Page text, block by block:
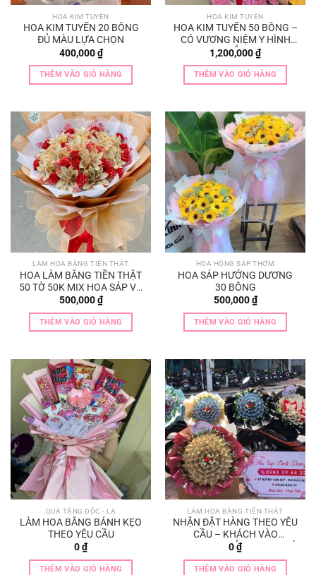
HOA KIM TUYẾN
HOA KIM TUYẾN 20 BÔNG
ĐỦ MÀU LỰA CHỌN
400,000₫
THÊM VÀO GIỎ HÀNG
HOA KIM TUYẾN
HOA KIM TUYẾN 50 BÔNG –
CÓ VƯƠNG NIỆM Y HÌNH
MẪU
1,200,000₫
THÊM VÀO GIỎ HÀNG
LÀM HOA BẰNG TIỀN THẬT
HOA LÀM BẰNG TIỀN THẬT
50 TỜ 50K MIX HOA SÁP VÀ
BABY
500,000₫
THÊM VÀO GIỎ HÀNG
HOA HỒNG SÁP THƠM
HOA SÁP HƯỚNG DƯƠNG
30 BÔNG
500,000₫
THÊM VÀO GIỎ HÀNG
QUÀ TẶNG ĐỘC - LẠ
LÀM HOA BẰNG BÁNH KẸO
THEO YÊU CẦU
0₫
THÊM VÀO GIỎ HÀNG
LÀM HOA BẰNG TIỀN THẬT
NHẬN ĐẶT HÀNG THEO YÊU
CẦU – KHÁCH VÀO
FACEBOOK CỦA SHOP NHÉ
…
0₫
THÊM VÀO GIỎ HÀNG